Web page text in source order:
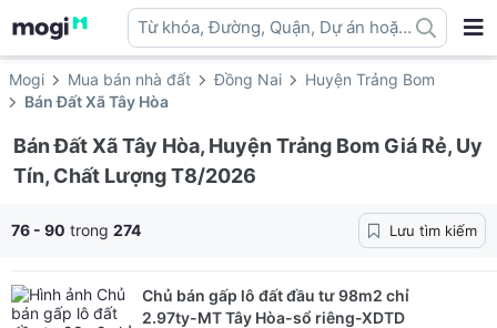
Từ khóa, Đường, Quận, Dự án hoặc
địa danh ...
Mogi Mua bán nhà đất Đồng Nai
Huyện Trảng Bom
Bán Đất Xã Tây Hòa
Bán Đất Xã Tây Hòa, Huyện Trảng Bom Giá Rẻ, Uy
Tín, Chất Lượng T8/2026
76 - 90 trong 274 Lưu tìm kiếm
Chủ bán gấp lô đất đầu tư 98m2 chỉ
2.97ty-MT Tây Hòa-sổ riêng-XDTD